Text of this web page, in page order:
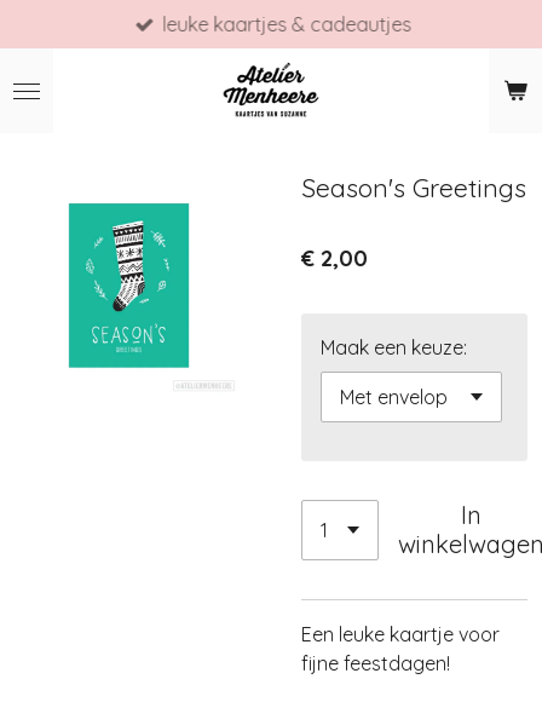
direct
naar
leuke kaartjes & cadeautjes
Season's Greetings
€ 2,00
Maak een keuze:
In
Een leuke kaartje voor
fijne feestdagen!